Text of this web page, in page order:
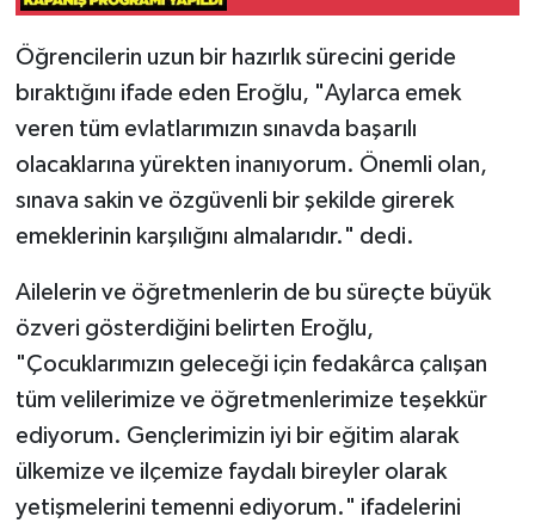
Öğrencilerin uzun bir hazırlık sürecini geride
bıraktığını ifade eden Eroğlu, "Aylarca emek
veren tüm evlatlarımızın sınavda başarılı
olacaklarına yürekten inanıyorum. Önemli olan,
sınava sakin ve özgüvenli bir şekilde girerek
emeklerinin karşılığını almalarıdır." dedi.
Ailelerin ve öğretmenlerin de bu süreçte büyük
özveri gösterdiğini belirten Eroğlu,
"Çocuklarımızın geleceği için fedakârca çalışan
tüm velilerimize ve öğretmenlerimize teşekkür
ediyorum. Gençlerimizin iyi bir eğitim alarak
ülkemize ve ilçemize faydalı bireyler olarak
yetişmelerini temenni ediyorum." ifadelerini